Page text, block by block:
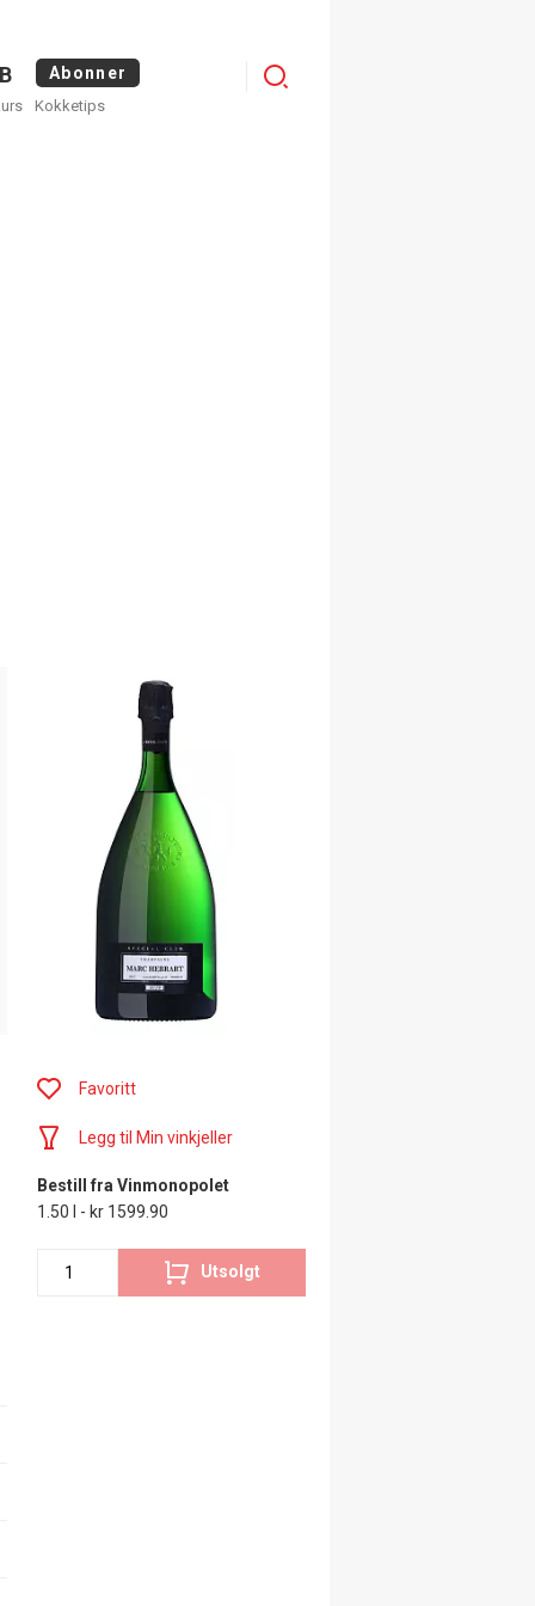
Abonner
Kokketips
Menu
Favoritt
Legg til Min vinkjeller
Bestill fra Vinmonopolet
1.50 l - kr 1599.90
Utsolgt